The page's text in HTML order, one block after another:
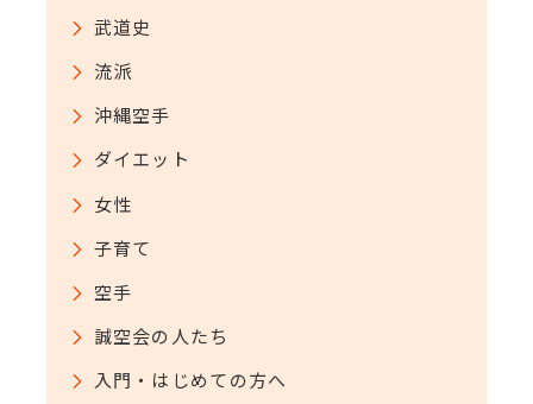
武道史
流派
沖縄空手
ダイエット
女性
子育て
空手
誠空会の人たち
入門・はじめての方へ